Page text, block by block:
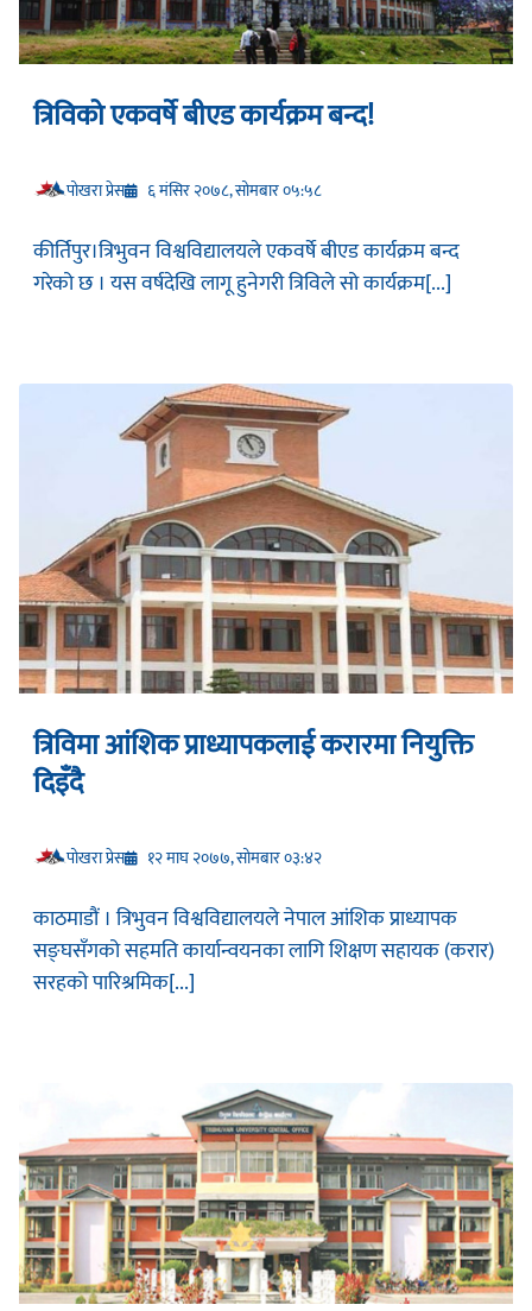
त्रिविको एकवर्षे बीएड कार्यक्रम बन्द!
प‍ोखरा प्रेस ६ मंसिर २०७८, सोमबार ०५:५८
कीर्तिपुर।त्रिभुवन विश्वविद्यालयले एकवर्षे बीएड कार्यक्रम बन्द
गरेको छ । यस वर्षदेखि लागू हुनेगरी त्रिविले सो कार्यक्रम[...]
त्रिविमा आंशिक प्राध्यापकलाई करारमा नियुक्ति
दिइँदै
प‍ोखरा प्रेस १२ माघ २०७७, सोमबार ०३:४२
काठमाडौं । त्रिभुवन विश्वविद्यालयले नेपाल आंशिक प्राध्यापक
सङ्घसँगको सहमति कार्यान्वयनका लागि शिक्षण सहायक (करार)
सरहको पारिश्रमिक[...]